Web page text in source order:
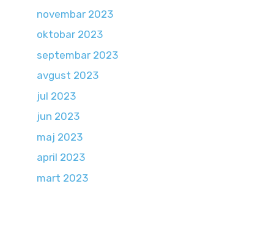
novembar 2023
oktobar 2023
septembar 2023
avgust 2023
jul 2023
jun 2023
maj 2023
april 2023
mart 2023